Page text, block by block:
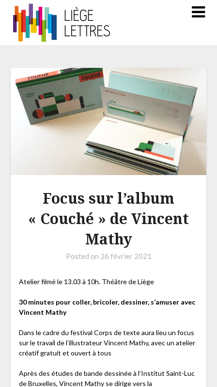
Focus sur l’album
« Couché » de Vincent
Mathy
Posted on 26 février 2021
Atelier filmé le 13.03 à 10h. Théâtre de Liège
30 minutes pour coller, bricoler, dessiner, s’amuser avec
Vincent Mathy
Dans le cadre du festival Corps de texte aura lieu un focus
sur le travail de l’illustrateur Vincent Mathy, avec un atelier
créatif gratuit et ouvert à tous
Après des études de bande dessinée à l’Institut Saint-Luc
de Bruxelles, Vincent Mathy se dirige vers la